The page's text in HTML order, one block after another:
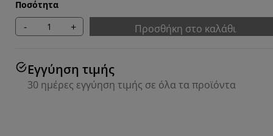
Ποσότητα
- + Προσθήκη στο καλάθι
Εγγύηση τιμής
30 ημέρες εγγύηση τιμής σε όλα τα προϊόντα